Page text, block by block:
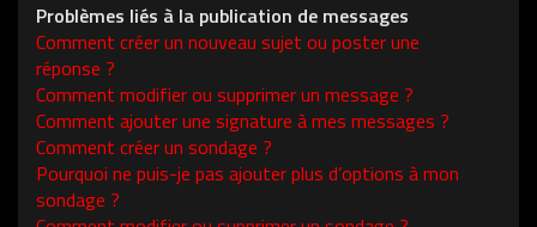
Problèmes liés à la publication de messages
Comment créer un nouveau sujet ou poster une
réponse ?
Comment modifier ou supprimer un message ?
Comment ajouter une signature à mes messages ?
Comment créer un sondage ?
Pourquoi ne puis-je pas ajouter plus d’options à mon
sondage ?